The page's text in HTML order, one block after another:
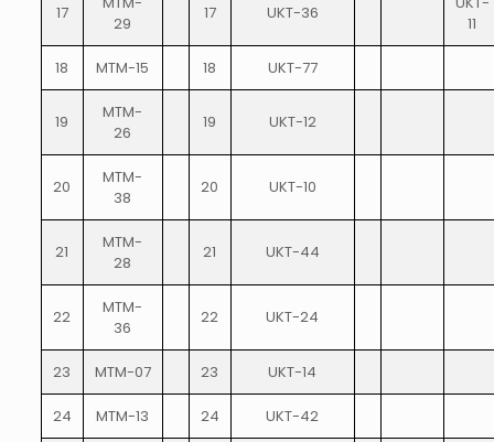
17
29
17 UKT-36
11
18 MTM-15 18 UKT-77
19
MTM-
26
19 UKT-12
20
MTM-
38
20 UKT-10
21
MTM-
28
21 UKT-44
22
MTM-
36
22 UKT-24
23 MTM-07 23 UKT-14
24 MTM-13 24 UKT-42